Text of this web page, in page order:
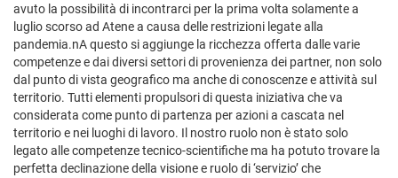
avuto la possibilità di incontrarci per la prima volta solamente a
luglio scorso ad Atene a causa delle restrizioni legate alla
pandemia.nA questo si aggiunge la ricchezza offerta dalle varie
competenze e dai diversi settori di provenienza dei partner, non solo
dal punto di vista geografico ma anche di conoscenze e attività sul
territorio. Tutti elementi propulsori di questa iniziativa che va
considerata come punto di partenza per azioni a cascata nel
territorio e nei luoghi di lavoro. Il nostro ruolo non è stato solo
legato alle competenze tecnico-scientifiche ma ha potuto trovare la
perfetta declinazione della visione e ruolo di ‘servizio’ che